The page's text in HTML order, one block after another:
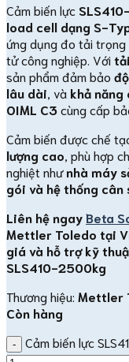
Cảm biến lực
load cell dạng S-
ứng dụng đo tải trọng
tử công nghiệp. Với
sản phẩm đảm bảo
lâu dài , và khả
OIML C3 cùng cấp
Cảm biến được chế
lượng cao , phù hợp
nghiệt nhưnhà máy
gói và hệ thống cân
Liên hệ ngayBeta
Mettler Toledo tại
giá và hỗ trợ kỹ
SLS410-2500kg
Thương hiệu: Mettler
Còn hàng
Cảm biến lực